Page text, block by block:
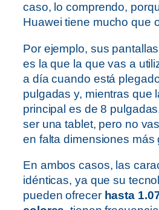
caso, lo comprendo,
Huawei tiene mucho que
Por ejemplo, sus
es la que la que vas a
a día cuando está
pulgadas y, mientras que
principal es de 8
ser una tablet, pero no
en falta dimensiones más
En ambos casos, las
idénticas, ya que su
pueden ofrecer hasta